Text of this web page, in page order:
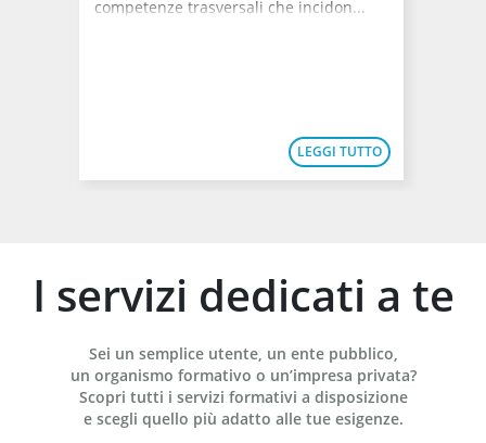
competenze trasversali che incidon...
LEGGI TUTTO
I servizi dedicati a te
Sei un semplice utente, un ente pubblico,
un organismo formativo o un’impresa privata?
Scopri tutti i servizi formativi a disposizione
e scegli quello più adatto alle tue esigenze.